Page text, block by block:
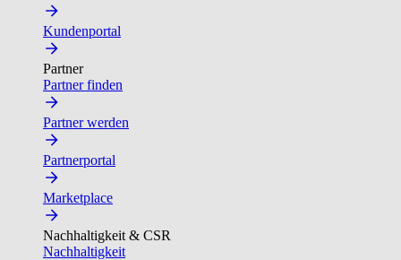
Kundenportal
Partner
Partner finden
Partner werden
Partnerportal
Marketplace
Nachhaltigkeit & CSR
Nachhaltigkeit